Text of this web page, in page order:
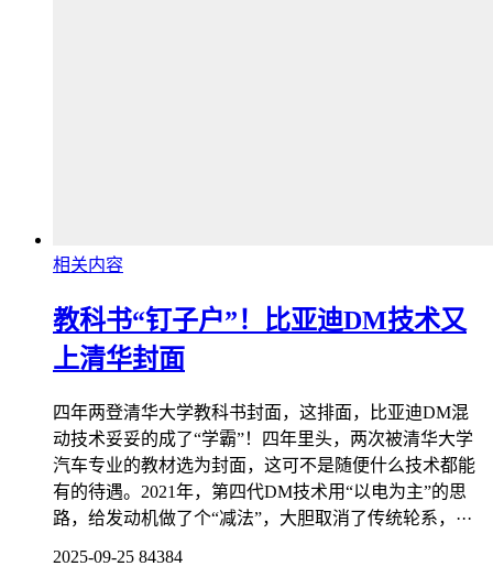
相关内容
教科书“钉子户”！比亚迪DM技术又
上清华封面
四年两登清华大学教科书封面，这排面，比亚迪DM混
动技术妥妥的成了“学霸”！四年里头，两次被清华大学
汽车专业的教材选为封面，这可不是随便什么技术都能
有的待遇。2021年，第四代DM技术用“以电为主”的思
路，给发动机做了个“减法”，大胆取消了传统轮系，···
2025-09-25 84384